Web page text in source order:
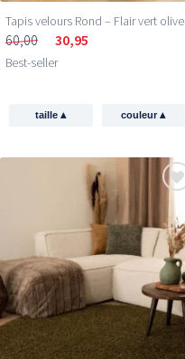
Tapis velours Rond – Flair vert olive
60,00 30,95
Best-seller
taille▴ couleur▴